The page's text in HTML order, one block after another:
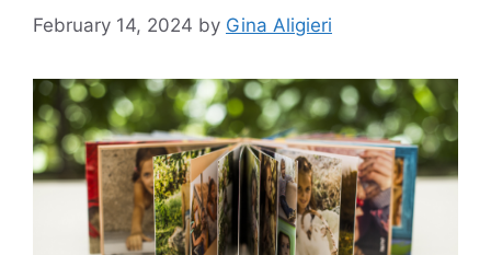
February 14, 2024 by Gina Aligieri